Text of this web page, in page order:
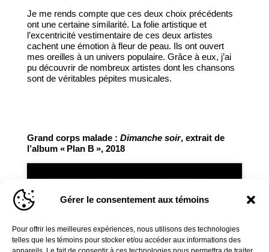
Gérer le consentement aux témoins
Pour offrir les meilleures expériences, nous utilisons des technologies
telles que les témoins pour stocker et/ou accéder aux informations des
Je me rends compte que ces deux choix précédents
ont une certaine similarité. La folie artistique et
l’excentricité vestimentaire de ces deux artistes
cachent une émotion à fleur de peau. Ils ont ouvert
mes oreilles à un univers populaire. Grâce à eux, j’ai
pu découvrir de nombreux artistes dont les chansons
sont de véritables pépites musicales.
Grand corps malade : Dimanche soir, extrait de
l’album « Plan B », 2018
et activer ce contenu